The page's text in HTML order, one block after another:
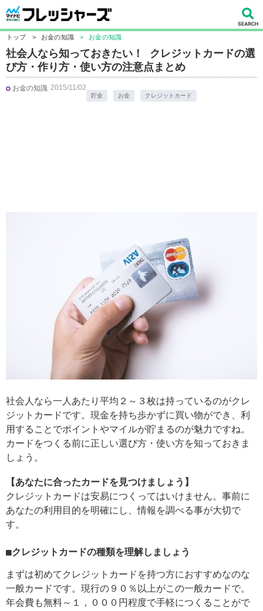
トップ > お金の知識 > お金の知識
社会人なら知っておきたい！ クレジットカードの選
び方・作り方・使い方の注意点まとめ
お金の知識 2015/11/02
貯金 お金 クレジットカード
社会人なら一人あたり平均２～３枚は持っているのがクレ
ジットカードです。現金を持ち歩かずに買い物ができ、利
用することでポイントやマイルが貯まるのが魅力ですね。
カードをつくる前に正しい選び方・使い方を知っておきま
しょう。
【あなたに合ったカードを見つけましょう】
クレジットカードは安易につくってはいけません。事前に
あなたの利用目的を明確にし、情報を調べる事が大切で
す。
■クレジットカードの種類を理解しましょう
まずは初めてクレジットカードを持つ方におすすめなのな
一般カードです。現行の９０％以上がこの一般カードで。
年会費も無料～１，０００円程度で手軽につくることがで